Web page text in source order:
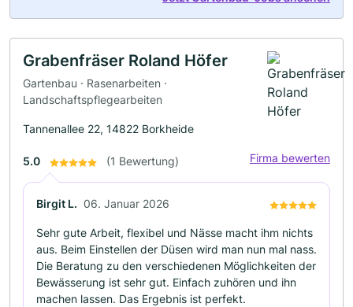
Grabenfräser Roland Höfer
Gartenbau · Rasenarbeiten ·
Landschaftspflegearbeiten
Tannenallee 22, 14822 Borkheide
5.0 (1 Bewertung) Firma bewerten
Birgit L. 06. Januar 2026
Sehr gute Arbeit, flexibel und Nässe macht ihm nichts
aus. Beim Einstellen der Düsen wird man nun mal nass.
Die Beratung zu den verschiedenen Möglichkeiten der
Bewässerung ist sehr gut. Einfach zuhören und ihn
machen lassen. Das Ergebnis ist perfekt.